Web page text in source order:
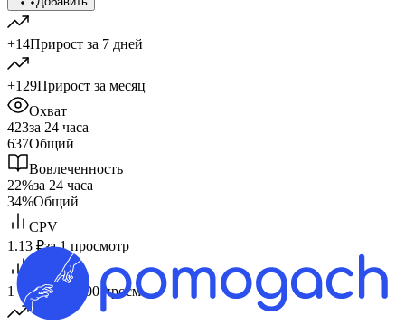
+14Прирост за 7 дней
+129Прирост за месяц
Охват
423за 24 часа
637Общий
Вовлеченность
22%за 24 часа
34%Общий
CPV
1.13 ₽за 1 просмотр
CPM
1 135 ₽за 1 000 просм.